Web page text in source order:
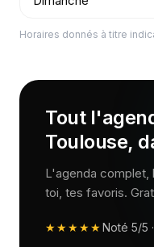
Horaires donnés à titre
Tout
Toulouse,
L'agenda complet,
toi, tes favoris.
★★★★★Noté 5/5 ·